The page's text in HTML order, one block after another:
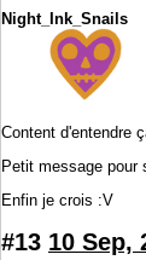
Night_Ink_Snails
Content d'entendre
Petit message pour
Enfin je crois :V
#13 10 Sep,